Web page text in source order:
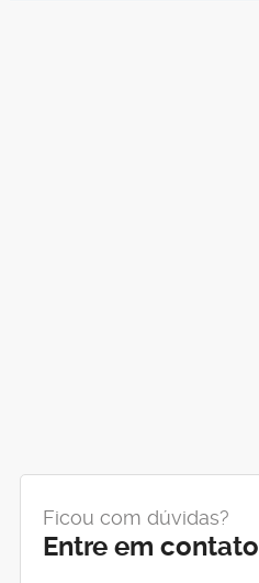
Ficou com dúvidas?
Entre em contato